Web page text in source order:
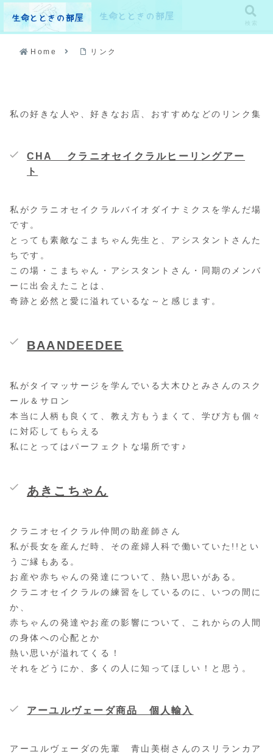
Home リンク
私の好きな人や、好きなお店、おすすめなどのリンク集
CHA クラニオセイクラルヒーリングアー
ト
私がクラニオセイクラルバイオダイナミクスを学んだ場
です。
とっても素敵なこまちゃん先生と、アシスタントさんた
ちです。
この場・こまちゃん・アシスタントさん・同期のメンバ
ーに出会えたことは、
奇跡と必然と愛に溢れているな～と感じます。
BAANDEEDEE
私がタイマッサージを学んでいる大木ひとみさんのスク
ール＆サロン
本当に人柄も良くて、教え方もうまくて、学び方も個々
に対応してもらえる
私にとってはパーフェクトな場所です♪
あきこちゃん
クラニオセイクラル仲間の助産師さん
私が長女を産んだ時、その産婦人科で働いていた!!とい
うご縁もある。
お産や赤ちゃんの発達について、熱い思いがある。
クラニオセイクラルの練習をしているのに、いつの間に
か、
赤ちゃんの発達やお産の影響について、これからの人間
の身体への心配とか
熱い思いが溢れてくる！
それをどうにか、多くの人に知ってほしい！と思う。
アーユルヴェーダ商品 個人輸入
アーユルヴェーダの先輩 青山美樹さんのスリランカア
メニュー 検索